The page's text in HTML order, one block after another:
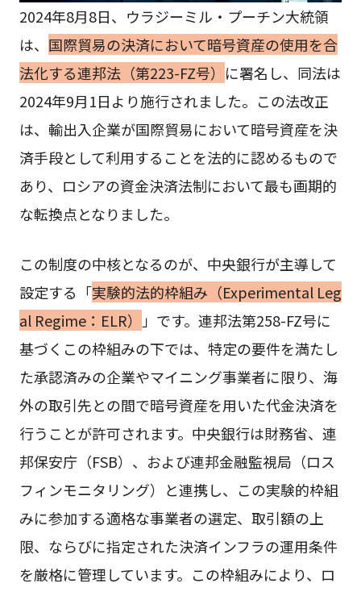
2024年8月8日、ウラジーミル・プーチン大統領
は、 国際貿易の決済において暗号資産の使用を合
法化する連邦法（第223-FZ号） に署名し、同法は
2024年9月1日より施行されました。この法改正
は、輸出入企業が国際貿易において暗号資産を決
済手段として利用することを法的に認めるもので
あり、ロシアの資金決済法制において最も画期的
な転換点となりました。
この制度の中核となるのが、中央銀行が主導して
設定する「実験的法的枠組み（Experimental Leg
al Regime：ELR）
」です。連邦法第258-FZ号に
基づくこの枠組みの下では、特定の要件を満たし
た承認済みの企業やマイニング事業者に限り、海
外の取引先との間で暗号資産を用いた代金決済を
行うことが許可されます。中央銀行は財務省、連
邦保安庁（FSB）、および連邦金融監視局（ロス
フィンモニタリング）と連携し、この実験的枠組
みに参加する適格な事業者の選定、取引額の上
限、ならびに指定された決済インフラの運用条件
を厳格に管理しています。この枠組みにより、ロ